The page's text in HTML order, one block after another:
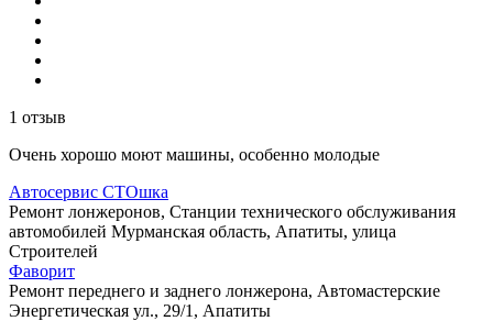
1 отзыв
Очень хорошо моют машины, особенно молодые
Автосервис СТОшка
Ремонт лонжеронов, Станции технического обслуживания
автомобилей Мурманская область, Апатиты, улица
Строителей
Фаворит
Ремонт переднего и заднего лонжерона, Автомастерские
Энергетическая ул., 29/1, Апатиты